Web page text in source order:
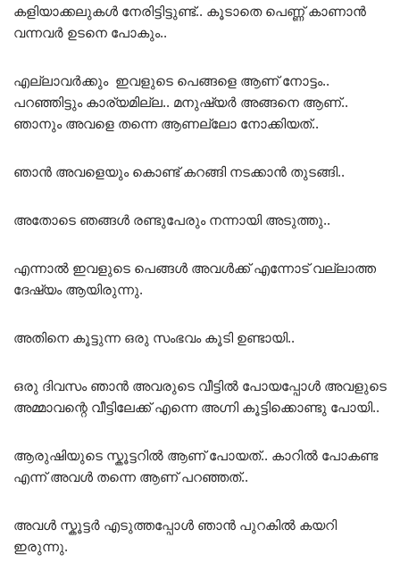
കളിയാക്കലുകൾ നേരിട്ടിട്ടുണ്ട്.. കൂടാതെ പെണ്ണ് കാണാൻ
വന്നവർ ഉടനെ പോകും..
എല്ലാവർക്കും ഇവളുടെ പെങ്ങളെ ആണ് നോട്ടം..
പറഞ്ഞിട്ടും കാര്യമില്ല.. മനുഷ്യർ അങ്ങനെ ആണ്..
ഞാനും അവളെ തന്നെ ആണല്ലോ നോക്കിയത്..
ഞാൻ അവളെയും കൊണ്ട് കറങ്ങി നടക്കാൻ തുടങ്ങി..
അതോടെ ഞങ്ങൾ രണ്ടുപേരും നന്നായി അടുത്തു..
എന്നാൽ ഇവളുടെ പെങ്ങൾ അവൾക്ക് എന്നോട് വല്ലാത്ത
ദേഷ്യം ആയിരുന്നു.
അതിനെ കൂട്ടുന്ന ഒരു സംഭവം കൂടി ഉണ്ടായി..
ഒരു ദിവസം ഞാൻ അവരുടെ വീട്ടിൽ പോയപ്പോൾ അവളുടെ
അമ്മാവന്റെ വീട്ടിലേക്ക് എന്നെ അഗ്നി കൂട്ടിക്കൊണ്ടു പോയി..
ആരുഷിയുടെ സ്കൂട്ടറിൽ ആണ് പോയത്.. കാറിൽ പോകണ്ട
എന്ന് അവൾ തന്നെ ആണ് പറഞ്ഞത്..
അവൾ സ്കൂട്ടർ എടുത്തപ്പോൾ ഞാൻ പുറകിൽ കയറി
ഇരുന്നു.